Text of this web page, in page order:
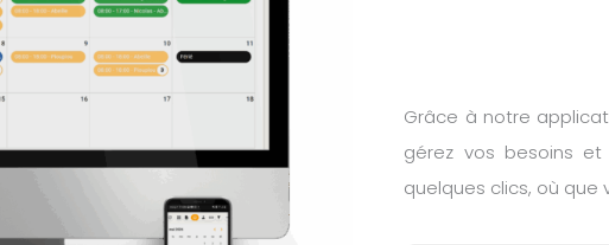
Grâce à notre
gérez vos besoins
quelques clics, où que